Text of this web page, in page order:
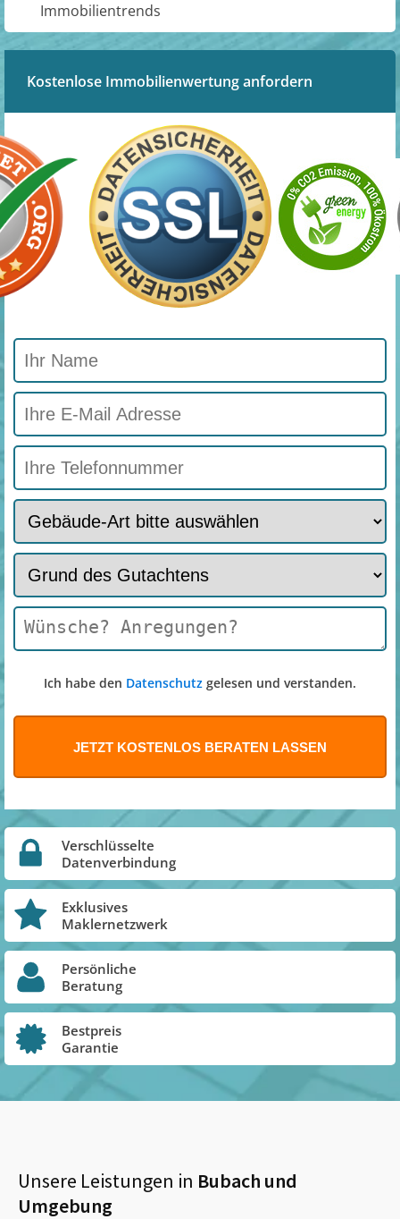
Immobilientrends
Kostenlose Immobilienwertung anfordern
Ich habe den Datenschutz gelesen und verstanden.
Verschlüsselte
Datenverbindung
Exklusives
Maklernetzwerk
Persönliche
Beratung
Bestpreis
Garantie
Unsere Leistungen in Bubach und
Umgebung